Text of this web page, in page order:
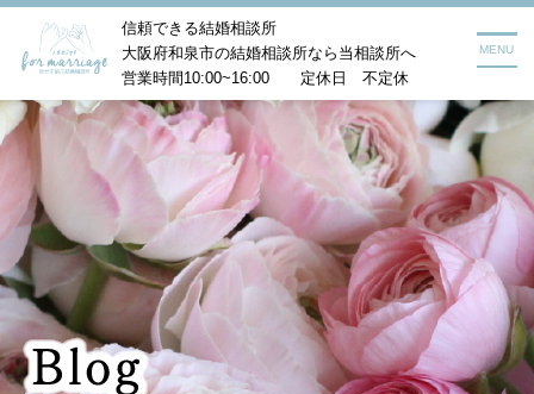
信頼できる結婚相談所
大阪府和泉市の結婚相談所なら当相談所へ
営業時間10:00~16:00 定休日 不定休
MENU